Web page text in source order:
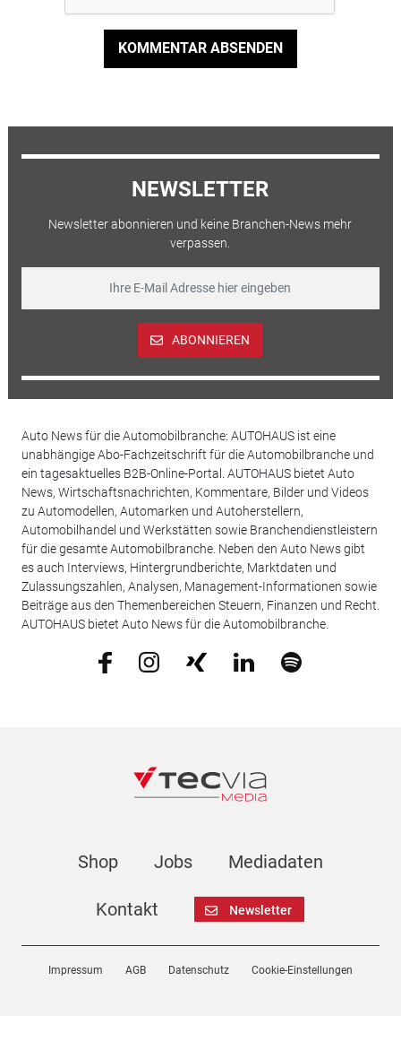
KOMMENTAR ABSENDEN
NEWSLETTER
Newsletter abonnieren und keine Branchen-News mehr
verpassen.
ABONNIEREN
Auto News für die Automobilbranche: AUTOHAUS ist eine
unabhängige Abo-Fachzeitschrift für die Automobilbranche und
ein tagesaktuelles B2B-Online-Portal. AUTOHAUS bietet Auto
News, Wirtschaftsnachrichten, Kommentare, Bilder und Videos
zu Automodellen, Automarken und Autoherstellern,
Automobilhandel und Werkstätten sowie Branchendienstleistern
für die gesamte Automobilbranche. Neben den Auto News gibt
es auch Interviews, Hintergrundberichte, Marktdaten und
Zulassungszahlen, Analysen, Management-Informationen sowie
Beiträge aus den Themenbereichen Steuern, Finanzen und Recht.
AUTOHAUS bietet Auto News für die Automobilbranche.
Shop Jobs Mediadaten
Kontakt Newsletter
Impressum AGB Datenschutz Cookie-Einstellungen